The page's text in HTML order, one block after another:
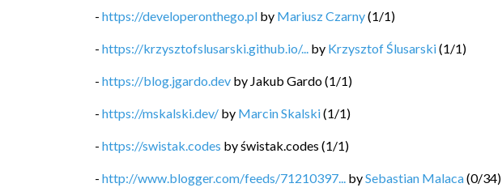
- https://developeronthego.pl by Mariusz Czarny(1/1)
- https://krzysztofslusarski.github.io/... by Krzysztof Ślusarski(1/1)
- https://blog.jgardo.dev by Jakub Gardo(1/1)
- https://mskalski.dev/ by Marcin Skalski(1/1)
- https://swistak.codes byświstak.codes (1/1)
- http://www.blogger.com/feeds/71210397... bySebastian Malaca(0/34)